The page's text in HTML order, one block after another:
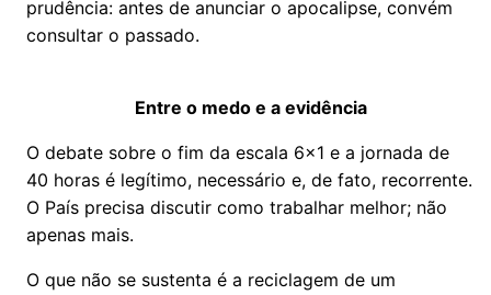
prudência: antes de anunciar o apocalipse, convém
consultar o passado.
Entre o medo e a evidência
O debate sobre o fim da escala 6x1 e a jornada de
40 horas é legítimo, necessário e, de fato, recorrente.
O País precisa discutir como trabalhar melhor; não
apenas mais.
O que não se sustenta é a reciclagem de um